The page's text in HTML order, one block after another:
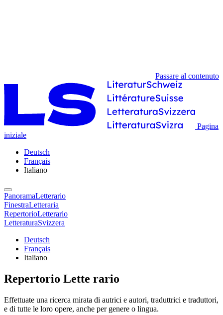
Passare al contenuto
Pagina
iniziale
Deutsch
Français
Italiano
PanoramaLetterario
FinestraLetteraria
RepertorioLetterario
LetteraturaSvizzera
Deutsch
Français
Italiano
Repertorio Lette rario
Effettuate una ricerca mirata di autrici e autori, traduttrici e traduttori,
e di tutte le loro opere, anche per genere o lingua.